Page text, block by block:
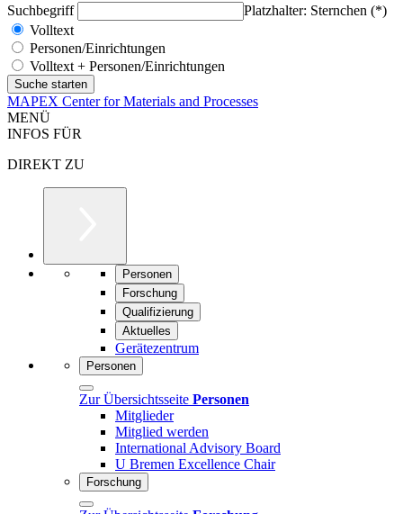
Suchbegriff
Platzhalter: Sternchen (*)
Volltext
Personen/Einrichtungen
Volltext + Personen/Einrichtungen
MAPEX Center for Materials and Processes
MENÜ
INFOS FÜR
DIREKT ZU
Personen
Forschung
Qualifizierung
Aktuelles
Gerätezentrum
Personen
Zur Übersichtsseite Personen
Mitglieder
Mitglied werden
International Advisory Board
U Bremen Excellence Chair
Forschung